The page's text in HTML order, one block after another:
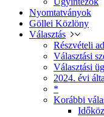
Nyomtatványok
Göllei Közlöny
Választás
Részvételi
Választási
Választási
2024. évi
*
Korábbi